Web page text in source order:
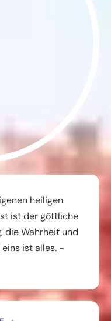
heiligen
ist der göttliche
die Wahrheit und
ist alles. -